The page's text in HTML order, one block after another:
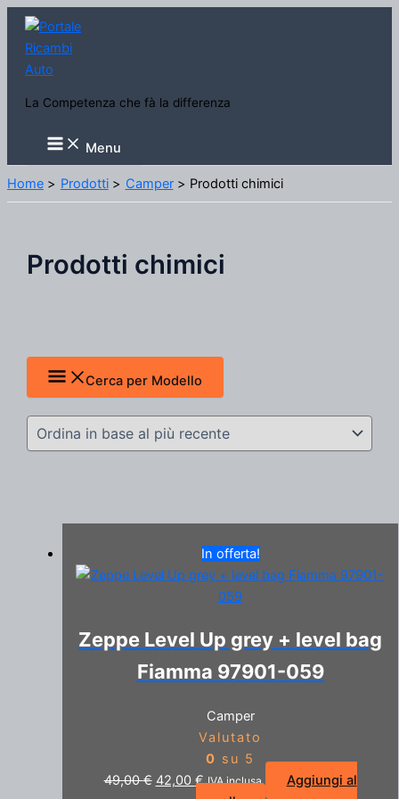
contenuto
La Competenza che fà la differenza
Main
Menu Menu
Home Prodotti Camper Prodotti chimici
Prodotti chimici
Cerca per Modello
In offerta!
Zeppe Level Up grey + level bag
Fiamma 97901-059
Camper
Valutato
0 su 5
49,00€ Il
42,00 €IlIVA inclusa
Aggiungi al